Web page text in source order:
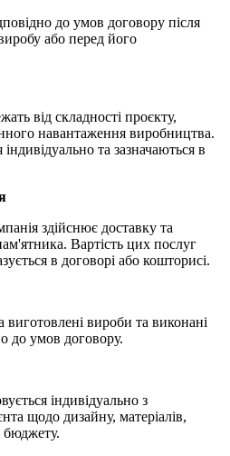
до умов договору після
або перед його
від складності проєкту,
навантаження виробництва.
та зазначаються в
здійснює доставку та
Вартість цих послуг
в договорі або кошторисі.
виготовлені вироби та виконані
до умов договору.
індивідуально з
щодо дизайну, матеріалів,
бюджету.